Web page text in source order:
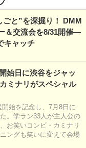
と”を深掘り！ DMM
＆交流会を8/31開催―
キャッチ
始日に渋谷をジャッ
ミナリがスペシャル
始を記念し、7月8日に
。学ラン33人が主人公の
お笑いコンビ・カミナリ
ングも笑いに変えて会場